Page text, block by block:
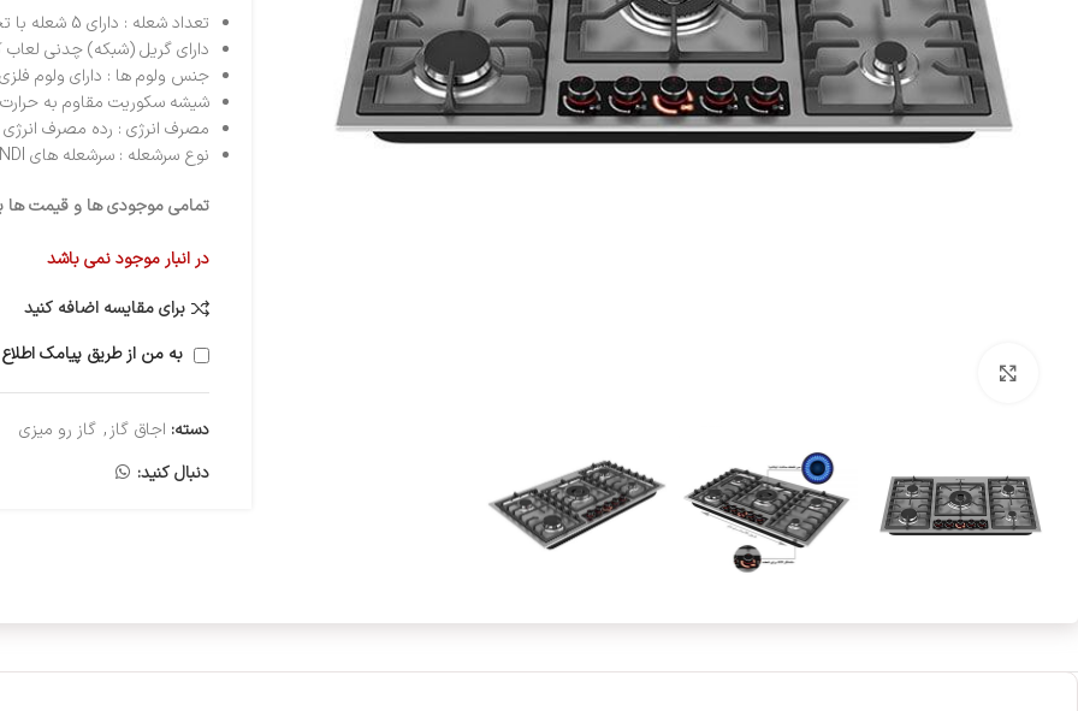
تعداد شعله : دارای 5 شعله با تجهیزات گازسوز ( پلوپز وسط )
دارای گریل (شبکه) چدنی لعاب کاری شده 3
جنس ولوم ها : دارای ولوم فلزی
شیشه سکوریت مقاوم به
مصرف انرژی : رده مصرف انرژی A
نوع سرشعله : سرشعله های SABAF / DEFENDI راندمان بالا
تمامی موجودی ها و قیمت ها
در انبار موجود نمی باشد
برای مقایسه اضافه کنید
به من از طریق پیامک
دسته: اجاق گاز , گاز رو میزی
دنبال کنید: